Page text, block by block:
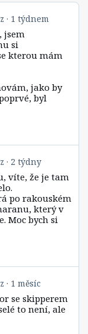
1 týdnem
jsem
si
kterou mám
jako by
byl
2 týdny
víte, že je tam
po rakouském
který v
Moc bych si
1 měsíc
se skipperem
to není, ale